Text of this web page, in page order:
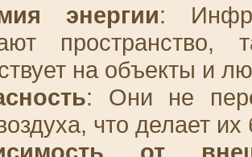
энергии:
пространство,
на объекты и
: Они не
что делает
от